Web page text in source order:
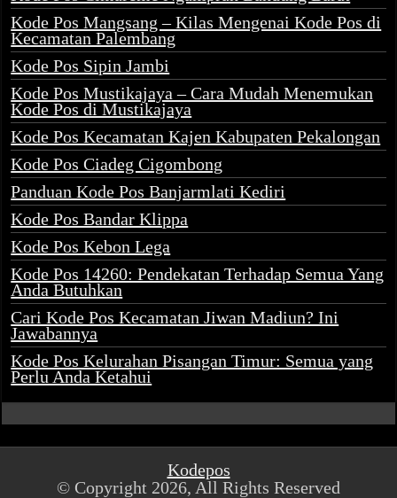
Kode Pos Mangsang – Kilas Mengenai Kode Pos di
Kecamatan Palembang
Kode Pos Sipin Jambi
Kode Pos Mustikajaya – Cara Mudah Menemukan
Kode Pos di Mustikajaya
Kode Pos Kecamatan Kajen Kabupaten Pekalongan
Kode Pos Ciadeg Cigombong
Panduan Kode Pos Banjarmlati Kediri
Kode Pos Bandar Klippa
Kode Pos Kebon Lega
Kode Pos 14260: Pendekatan Terhadap Semua Yang
Anda Butuhkan
Cari Kode Pos Kecamatan Jiwan Madiun? Ini
Jawabannya
Kode Pos Kelurahan Pisangan Timur: Semua yang
Perlu Anda Ketahui
Kodepos
© Copyright 2026, All Rights Reserved